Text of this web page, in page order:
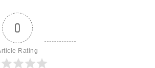
0
Rating